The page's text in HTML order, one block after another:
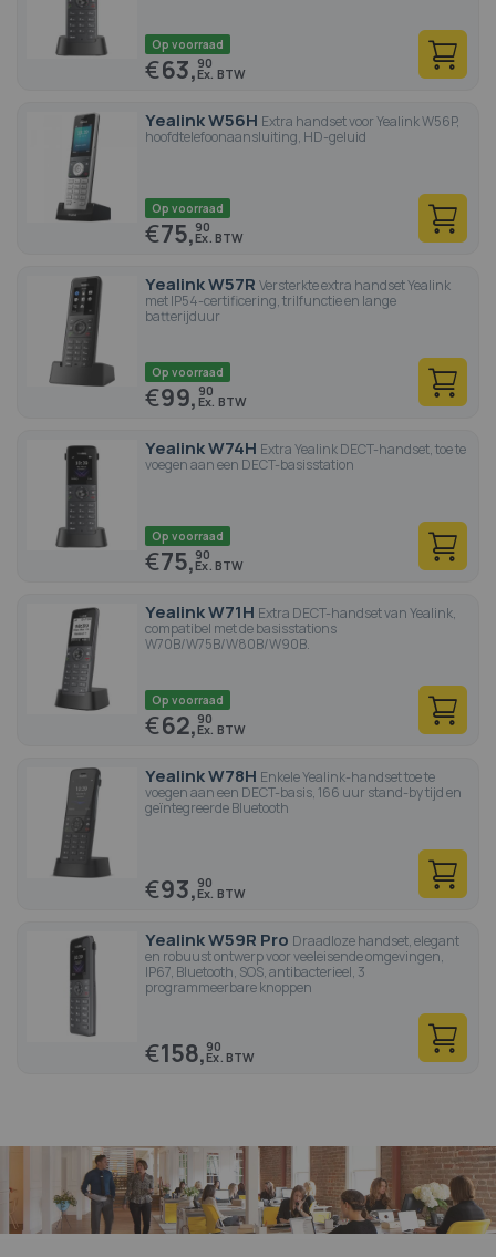
Op voorraad
€63,90
Yealink W56H Extra handset voor Yealink W56P,
hoofdtelefoonaansluiting, HD-geluid
Op voorraad
€75,90
Yealink W57R Versterkte extra handset Yealink
met IP54-certificering, trilfunctie en lange
batterijduur
Op voorraad
€99, 90
Yealink W74H Extra Yealink DECT-handset, toe te
voegen aan een DECT-basisstation
Op voorraad
€75,90
Yealink W71H Extra DECT-handset van Yealink,
compatibel met de basisstations
W70B/W75B/W80B/W90B.
Op voorraad
€62,90
Yealink W78H Enkele Yealink-handset toe te
voegen aan een DECT-basis, 166 uur stand-by tijd en
geïntegreerde Bluetooth
€93,90
Yealink W59R Pro Draadloze handset, elegant
en robuust ontwerp voor veeleisende omgevingen,
IP67, Bluetooth, SOS, antibacterieel, 3
programmeerbare knoppen
€158,90